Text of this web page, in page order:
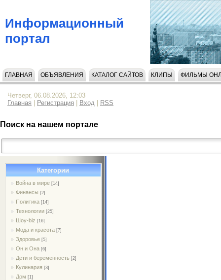
Информационный
портал
ГЛАВНАЯ ОБЪЯВЛЕНИЯ КАТАЛОГ САЙТОВ КЛИПЫ ФИЛЬМЫ
Четверг, 06.08.2026, 12:03
Главная
Регистрация Вход RSS
Поиск на нашем портале
Категории
Война в мире [14]
Финансы [2]
Политика [14]
Технологии [25]
Шоу-biz [16]
Мода и красота [7]
Здоровье [5]
Он и Она [6]
Дети и беременность [2]
Кулинария [3]
Дом [1]